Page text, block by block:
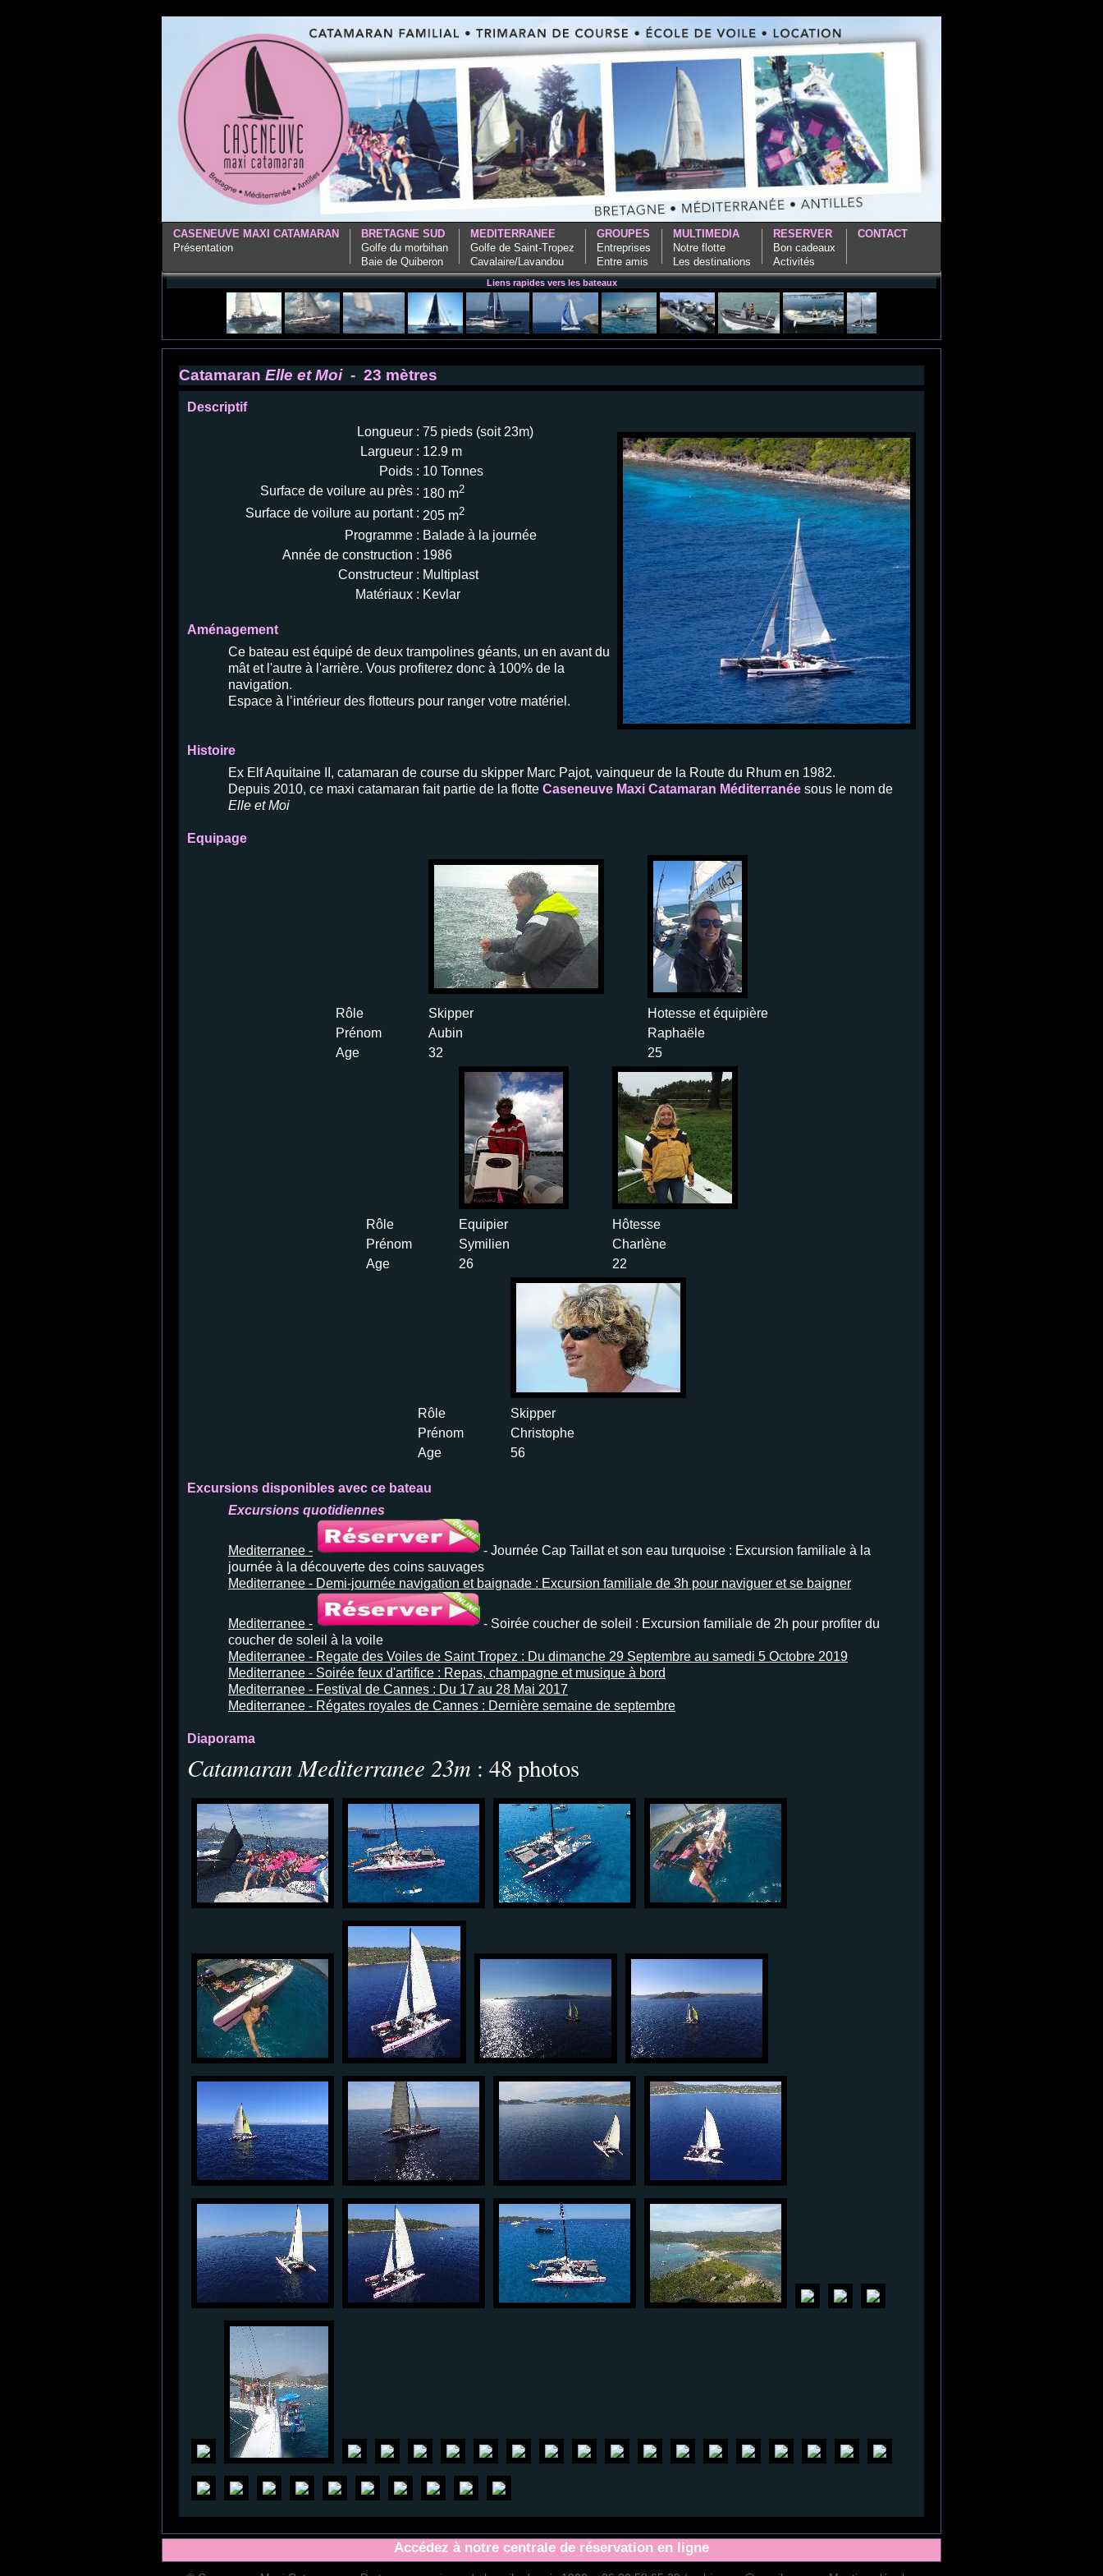
CASENEUVE MAXI CATAMARAN
Présentation
BRETAGNE SUD
Golfe du morbihan
Baie de Quiberon
MEDITERRANEE
Golfe de Saint-Tropez
Cavalaire/Lavandou
GROUPES
Entreprises
Entre amis
MULTIMEDIA
Notre flotte
Les destinations
RESERVER
Bon cadeaux
Activités
CONTACT
Liens rapides vers les bateaux
Catamaran Elle et Moi- 23 mètres
Descriptif
Longueur : 75 pieds (soit 23m)
Largueur : 12.9 m
Poids : 10 Tonnes
Surface de voilure au près : 180 m2
Surface de voilure au portant : 205 m2
Programme : Balade à la journée
Année de construction : 1986
Constructeur : Multiplast
Matériaux : Kevlar
Aménagement
Ce bateau est équipé de deux trampolines géants, un en avant du
mât et l'autre à l'arrière. Vous profiterez donc à 100% de la
navigation.
Espace à l’intérieur des flotteurs pour ranger votre matériel.
Histoire
Ex Elf Aquitaine II, catamaran de course du skipper Marc Pajot, vainqueur de la Route du Rhum en 1982.
Depuis 2010, ce maxi catamaran fait partie de la flotte Caseneuve Maxi Catamaran Méditerranée sous le nom de
Elle et Moi
Equipage
Rôle Skipper
Hotesse et équipière
Prénom
Aubin
Raphaële
Age
32 25
Rôle Equipier
Hôtesse
Prénom
Symilien
Charlène
Age
26 22
Rôle
Skipper
Prénom
Christophe
Age
56
Excursions disponibles avec ce bateau
Excursions quotidiennes
Mediterranee -
- Journée Cap Taillat et son eau turquoise : Excursion familiale à la
journée à la découverte des coins sauvages
Mediterranee - Demi-journée navigation et baignade : Excursion familiale de 3h pour naviguer et se baigner
Mediterranee -
- Soirée coucher de soleil : Excursion familiale de 2h pour profiter du
coucher de soleil à la voile
Mediterranee - Regate des Voiles de Saint Tropez : Du dimanche 29 Septembre au samedi 5 Octobre 2019
Mediterranee - Soirée feux d'artifice : Repas, champagne et musique à bord
Mediterranee - Festival de Cannes : Du 17 au 28 Mai 2017
Mediterranee - Régates royales de Cannes : Dernière semaine de septembre
Diaporama
Catamaran Mediterranee 23m : 48 photos
Accédez à notre centrale de réservation en ligne